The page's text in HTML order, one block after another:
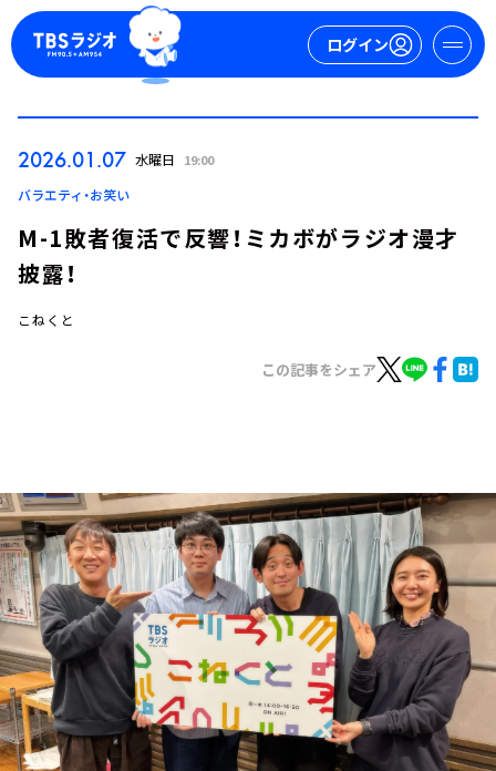
ログイン
ログイン
お知らせ
イベント・グッズ
YouTube
会社情報
2026.01.07 水曜日 19:00
バラエティ・お笑い
M-1敗者復活で反響！ミカボがラジオ漫才
披露！
こねくと
この記事をシェア